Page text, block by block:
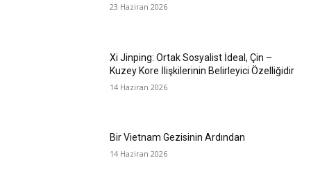
23 Haziran 2026
Xi Jinping: Ortak Sosyalist İdeal, Çin –
Kuzey Kore İlişkilerinin Belirleyici Özelliğidir
14 Haziran 2026
Bir Vietnam Gezisinin Ardından
14 Haziran 2026